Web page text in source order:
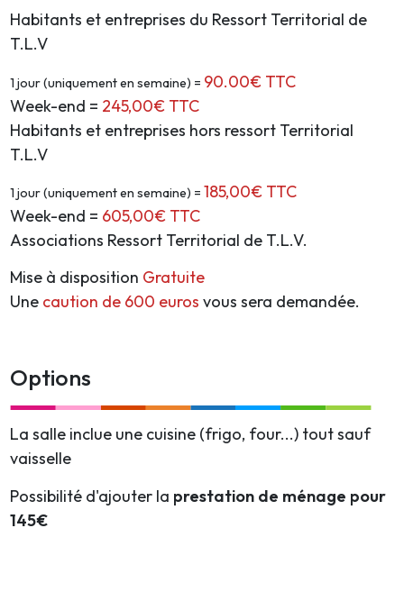
Habitants et entreprises du Ressort Territorial de
T.L.V
1 jour (uniquement en semaine) = 90.00€ TTC
Week-end = 245,00€ TTC
Habitants et entreprises hors ressort Territorial
T.L.V
1 jour (uniquement en semaine) = 185,00€ TTC
Week-end = 605,00€ TTC
Associations Ressort Territorial de T.L.V.
Mise à disposition Gratuite
Une caution de 600 euros vous sera demandée.
Options
La salle inclue une cuisine (frigo, four...) tout sauf
vaisselle
Possibilité d'ajouter la prestation de ménage pour
145€